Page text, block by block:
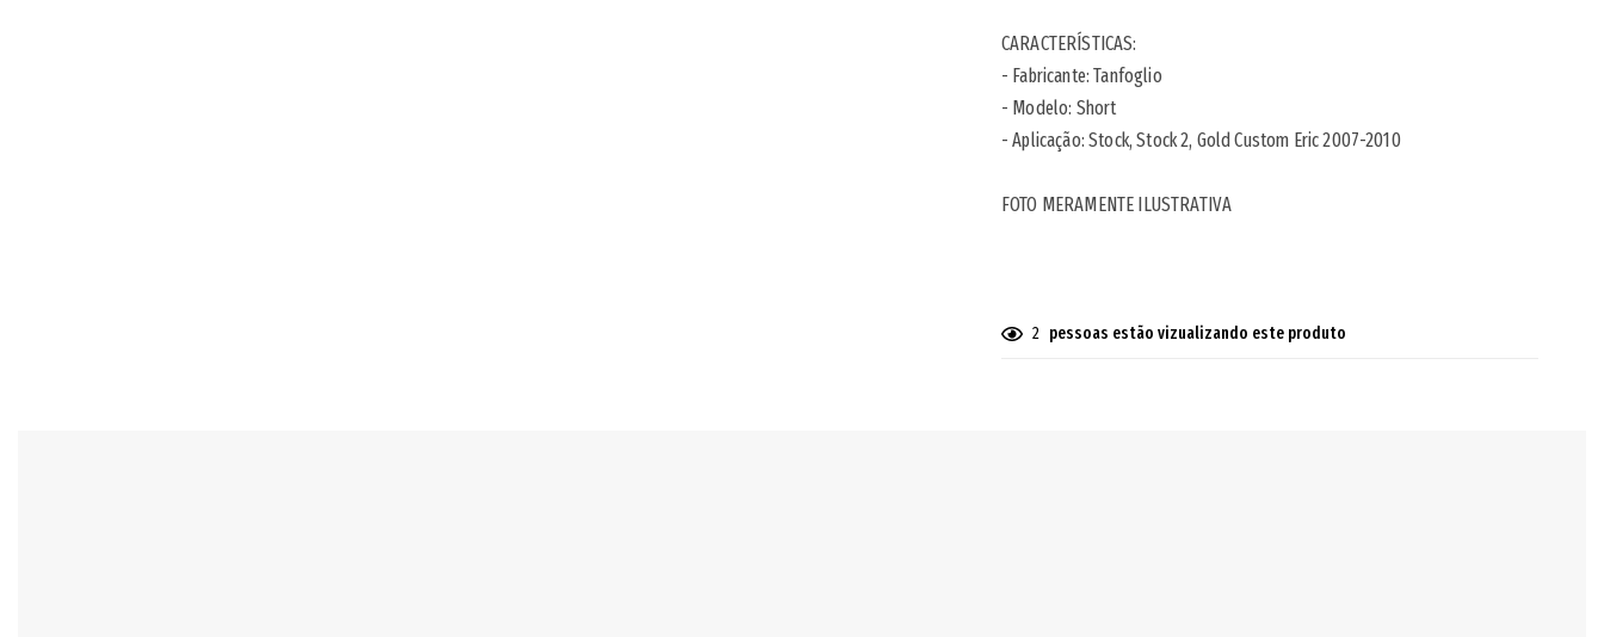
CARACTERÍSTICAS:
- Fabricante:Tanfoglio
- Modelo: Short
- Aplicação: Stock, Stock 2, Gold Custom Eric 2007-2010
FOTO MERAMENTE ILUSTRATIVA
2 pessoas estão vizualizando este produto